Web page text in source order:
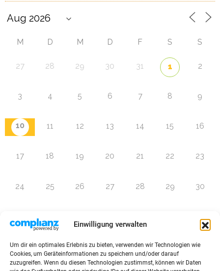
Einwilligung verwalten
Um dir ein optimales Erlebnis zu bieten, verwenden wir Technologien wie
Cookies, um Geräteinformationen zu speichern und/oder darauf
zuzugreifen. Wenn du diesen Technologien zustimmst, können wir Daten
M D M D F S S
27 28 29 30 31 1 2
3 4 5 6 7 8 9
10 11 12 13 14 15 16
17 18 19 20 21 22 23
24 25 26 27 28 29 30
Zur Eventübersicht